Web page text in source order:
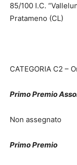
85/100 I.C.
Pratameno (CL)
CATEGORIA C2 –
Primo Premio
Non assegnato
Primo Premio